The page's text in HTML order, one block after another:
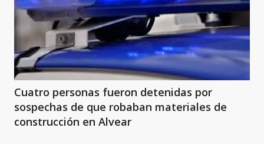
Cuatro personas fueron detenidas por
sospechas de que robaban materiales de
construcción en Alvear